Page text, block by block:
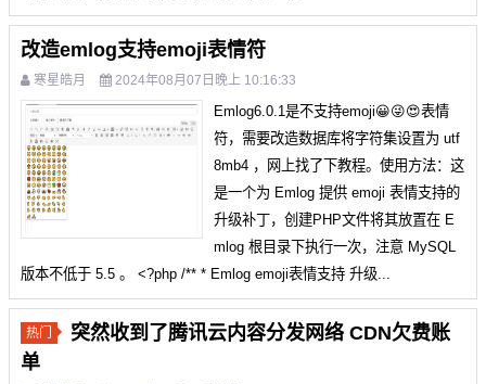
改造emlog支持emoji表情符
寒星皓月 2024年08月07日晚上 10:16:33
Emlog6.0.1是不支持emoji😀😜😍表情
符，需要改造数据库将字符集设置为 utf
8mb4 ，网上找了下教程。使用方法：这
是一个为 Emlog 提供 emoji 表情支持的
升级补丁，创建PHP文件将其放置在 E
mlog 根目录下执行一次，注意 MySQL
版本不低于 5.5 。 <?php /** * Emlog emoji表情支持 升级...
热门
突然收到了腾讯云内容分发网络 CDN欠费账
单